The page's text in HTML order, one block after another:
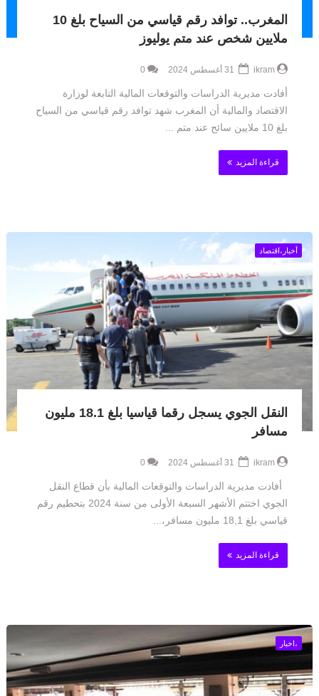
المغرب.. توافد رقم قياسي من السياح بلغ 10
ملايين شخص عند متم يوليوز
ikram
0
أفادت مديرية الدراسات والتوقعات المالية التابعة لوزارة
الاقتصاد والمالية أن المغرب شهد توافد رقم قياسي من السياح
بلغ 10 ملايين سائح عند متم ...
قراءة المزيد
أخبار،اقتصاد
النقل الجوي يسجل رقما قياسيا بلغ 18.1 مليون
مسافر
ikram
0
أفادت مديرية الدراسات والتوقعات المالية بأن قطاع النقل
الجوي اختتم الأشهر السبعة الأولى من سنة 2024 بتحطيم رقم
قياسي بلغ 18,1 مليون مسافر،...
قراءة المزيد
،اخبار